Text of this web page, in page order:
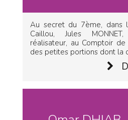
Au secret du 7ème, dans
Caillou, Jules
réalisateur, au Comptoir
des petites portions dont la